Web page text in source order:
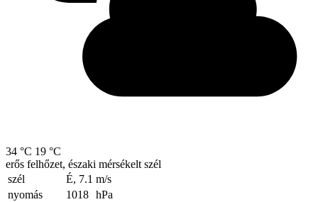
34 °C 19 °C
erős felhőzet, északi mérsékelt szél
szél
É, 7.1 m/s
nyomás
1018 hPa